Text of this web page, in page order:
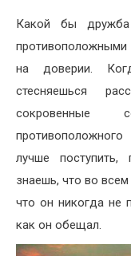
Какой бы
на доверии.
стесняешься
сокровенные
лучше
знаешь, что во
что он никогда не
как он обещал.